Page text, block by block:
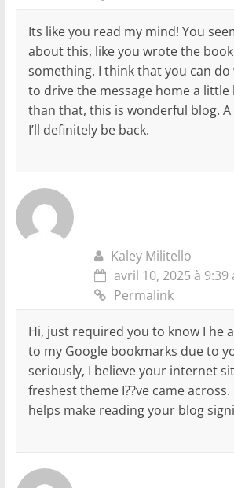
Its like you read my mind! You
about this, like you wrote the
something. I think that you can do
to drive the message home a
than that, this is wonderful blog.
I’ll definitely be back.
Kaley Militello
avril 10, 2025 à 9:39
Permalink
Hi, just required you to know I he
to my Google bookmarks due to
seriously, I believe your internet
freshest theme I??ve came
helps make reading your blog